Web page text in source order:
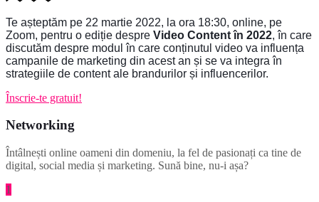
Te așteptăm pe 22 martie 2022, la ora 18:30, online, pe
Zoom, pentru o ediție despre Video Content în 2022, în care
discutăm despre modul în care conținutul video va influența
campanile de marketing din acest an și se va integra în
strategiile de content ale brandurilor și influencerilor.
Înscrie-te gratuit!
Networking
Întâlnești online oameni din domeniu, la fel de pasionați ca tine de
digital, social media și marketing. Sună bine, nu-i așa?
1